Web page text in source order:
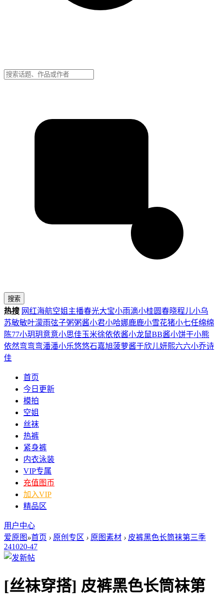
搜索
热搜 网红海航空姐 主播春光大宝小雨滴小桂圆春晓程儿小乌
苏敏敏叶濛雨弦子粥粥酱小君小哈娜鹿鹿小雪花猪小七任绵绵
陈77小玥玥意意小思佳玉米徐依依酱小龙鼠BB酱小饼干小熊
依然弯弯弯潘潘小乐悠悠石嘉旭菠萝酱于欣儿妍熙六六小乔诗
佳
首页
今日更新
模拍
空姐
丝袜
热裤
紧身裤
内衣泳装
VIP专属
充值图币
加入VIP
精品区
用户中心
爱原图 »首页 › 原创专区 › 原图素材 › 皮裤黑色长筒袜第三季
241020-47
[丝袜穿搭] 皮裤黑色长筒袜第